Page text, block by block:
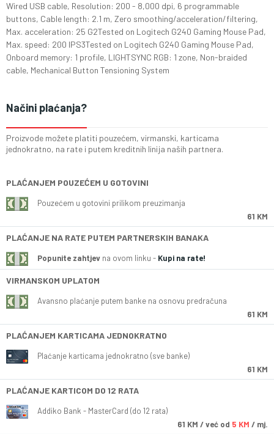
Wired USB cable, Resolution: 200 - 8,000 dpi, 6 programmable
buttons, Cable length: 2.1 m, Zero smoothing/acceleration/filtering,
Max. acceleration: 25 G2Tested on Logitech G240 Gaming Mouse Pad,
Max. speed: 200 IPS3Tested on Logitech G240 Gaming Mouse Pad,
Onboard memory: 1 profile, LIGHTSYNC RGB: 1 zone, Non-braided
cable, Mechanical Button Tensioning System
Načini plaćanja?
Proizvode možete platiti pouzećem, virmanski, karticama
jednokratno, na rate i putem kreditnih linija naših partnera.
PLAĆANJEM POUZEĆEM U GOTOVINI
Pouzećem u gotovini prilikom preuzimanja
61 KM
PLAĆANJE NA RATE PUTEM PARTNERSKIH BANAKA
Popunite zahtjev na ovom linku - Kupi na rate!
VIRMANSKOM UPLATOM
Avansno plaćanje putem banke na osnovu predračuna
61 KM
PLAĆANJEM KARTICAMA JEDNOKRATNO
Plaćanje karticama jednokratno (sve banke)
61 KM
PLAĆANJE KARTICOM DO 12 RATA
Addiko Bank - MasterCard (do 12 rata)
61 KM / već od 5 KM / mj.